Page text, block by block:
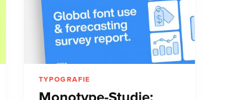
TYPOGRAFIE